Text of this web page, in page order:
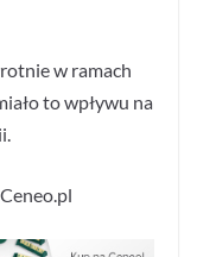
w ramach
to wpływu na